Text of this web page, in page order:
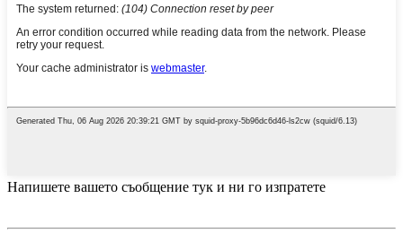
Напишете вашето съобщение тук и ни го изпратете